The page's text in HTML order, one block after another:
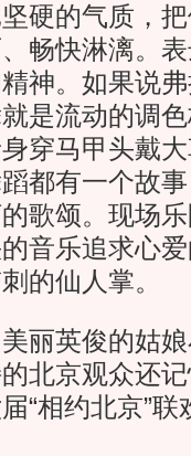
硬的气质，
畅快淋漓。
神。如果说
是流动的调
穿马甲头戴
都有一个故
歌颂。现场
音乐追求心
的仙人掌。
英俊的姑娘
北京观众还
“相约北京”